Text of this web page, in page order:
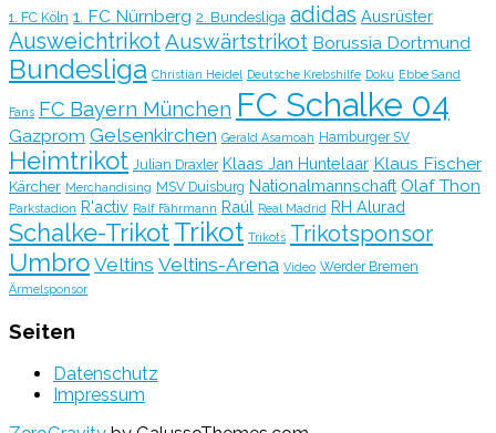
1. FC Köln 1. FC Nürnberg 2. Bundesliga adidas Ausrüster
AusweichtrikotAuswärtstrikot Borussia Dortmund
Bundesliga Christian Heidel Deutsche Krebshilfe Doku Ebbe Sand
Fans FC Bayern München FC Schalke 04
Gazprom Gelsenkirchen Gerald Asamoah Hamburger SV
Heimtrikot Julian Draxler Klaas Jan Huntelaar Klaus Fischer
Kärcher Merchandising MSV Duisburg Nationalmannschaft Olaf Thon
Parkstadion R'activ Ralf Fährmann Raúl Real Madrid RH Alurad
Schalke-TrikotTrikot Trikots Trikotsponsor
Umbro Veltins Veltins-Arena Video Werder Bremen
Ärmelsponsor
Seiten
Datenschutz
Impressum